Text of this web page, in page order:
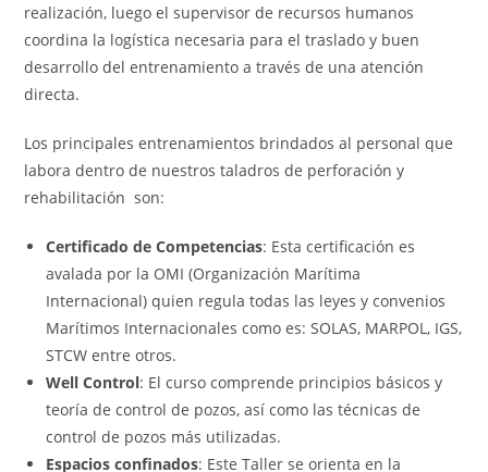
realización, luego el supervisor de recursos humanos
coordina la logística necesaria para el traslado y buen
desarrollo del entrenamiento a través de una atención
directa.
Los principales entrenamientos brindados al personal que
labora dentro de nuestros taladros de perforación y
rehabilitación son:
Certificado de Competencias: Esta certificación es
avalada por la OMI (Organización Marítima
Internacional) quien regula todas las leyes y convenios
Marítimos Internacionales como es: SOLAS, MARPOL, IGS,
STCW entre otros.
Well Control: El curso comprende principios básicos y
teoría de control de pozos, así como las técnicas de
control de pozos más utilizadas.
Espacios confinados: Este Taller se orienta en la